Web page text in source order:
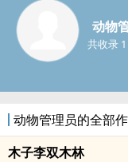
动物
共收录
动物管理员的全部
木子李双木林